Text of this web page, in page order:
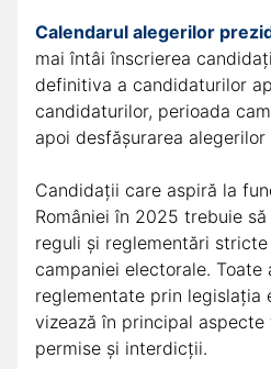
Calendarul alegerilor
mai întâi înscrierea
definitiva a candidaturilor
candidaturilor, perioada
apoi desfășurarea alegerilor
Candidații care aspiră la
României în 2025 trebuie
reguli și reglementări
campaniei electorale. Toate
reglementate prin legislația
vizează în principal
permise și interdicții.